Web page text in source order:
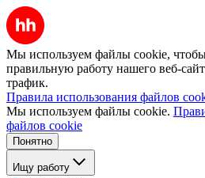
Мы используем файлы cookie, чтобы
правильную работу нашего веб-
трафик.
Правила использования файлов
Мы используем файлы cookie.
файлов cookie
Понятно
Ищу работу